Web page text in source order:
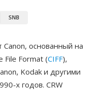
SNB
основанный на
File Format (CIFF),
Kodak и другими
х годов. CRW